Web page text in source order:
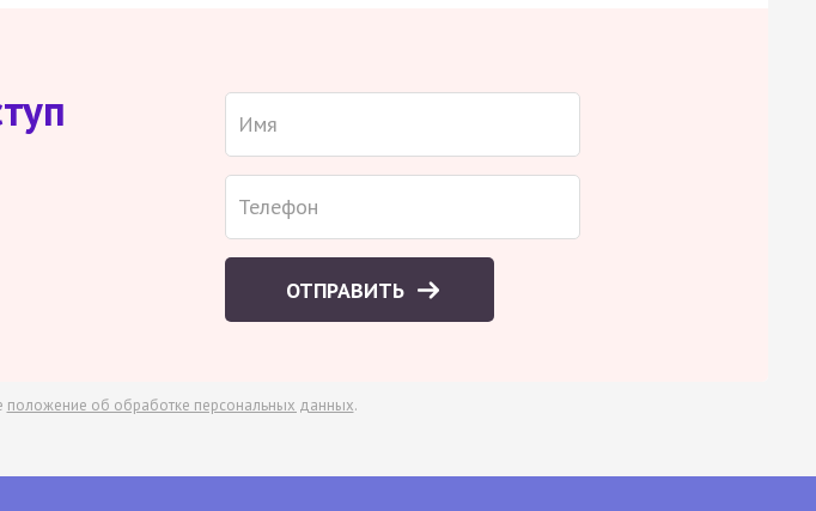
ОТПРАВИТЬ
положение об обработке персональных данных.